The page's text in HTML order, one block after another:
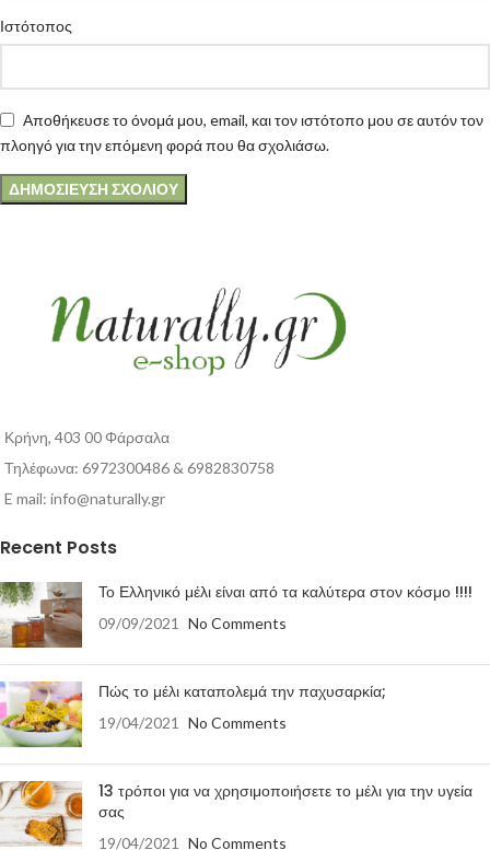
Ιστότοπος
Αποθήκευσε το όνομά μου, email, και τον ιστότοπο μου σε αυτόν τον
πλοηγό για την επόμενη φορά που θα σχολιάσω.
Κρήνη, 403 00 Φάρσαλα
Τηλέφωνα: 6972300486 & 6982830758
E mail: info@naturally.gr
Recent Posts
Το Ελληνικό μέλι είναι από τα καλύτερα στον κόσμο !!!!
09/09/2021 No Comments
Πώς το μέλι καταπολεμά την παχυσαρκία;
19/04/2021 No Comments
13 τρόποι για να χρησιμοποιήσετε το μέλι για την υγεία
σας
19/04/2021 No Comments